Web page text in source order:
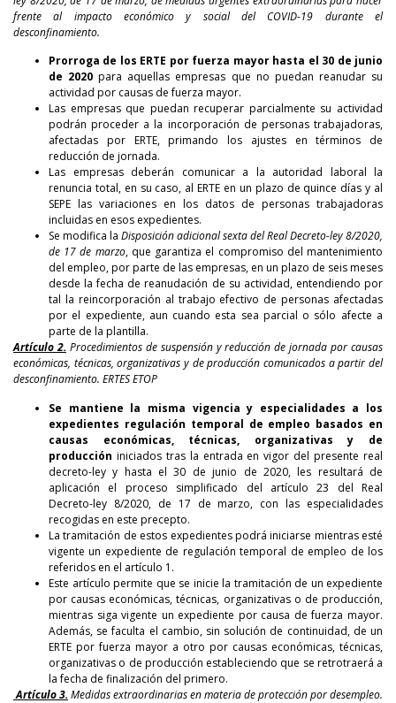
frente al impacto económico y social del COVID-19 durante el
desconfinamiento.
Prorroga de los ERTE por fuerza mayor hasta el 30 de junio
de 2020para aquellas empresas que no puedan reanudar su
actividad por causas de fuerza mayor.
Las empresas que puedan recuperar parcialmente su actividad
podrán proceder a la incorporación de personas trabajadoras,
afectadas por ERTE, primando los ajustes en términos de
reducción de jornada.
Las empresas deberán comunicar a la autoridad laboral la
renuncia total, en su caso, al ERTE en un plazo de quince días y al
SEPE las variaciones en los datos de personas trabajadoras
incluidas en esos expedientes.
Se modifica la Disposición adicional sexta del Real Decreto-ley 8/2020,
de 17 de marzo, que garantiza el compromiso del mantenimiento
del empleo, por parte de las empresas, en un plazo de seis meses
desde la fecha de reanudación de su actividad, entendiendo por
tal la reincorporación al trabajo efectivo de personas afectadas
por el expediente, aun cuando esta sea parcial o sólo afecte a
parte de la plantilla.
Artículo 2. Procedimientos de suspensión y reducción de jornada por causas
económicas, técnicas, organizativas y de producción comunicados a partir del
desconfinamiento. ERTES ETOP
Se mantiene la misma vigencia y especialidades a los
expedientes regulación temporal de empleo basados en
causas económicas, técnicas, organizativas y de
producción iniciados tras la entrada en vigor del presente real
decreto-ley y hasta el 30 de junio de 2020, les resultará de
aplicación el proceso simplificado del artículo 23 del Real
Decreto-ley 8/2020, de 17 de marzo, con las especialidades
recogidas en este precepto.
La tramitación de estos expedientes podrá iniciarse mientras esté
vigente un expediente de regulación temporal de empleo de los
referidos en el artículo 1.
Este artículo permite que se inicie la tramitación de un expediente
por causas económicas, técnicas, organizativas o de producción,
mientras siga vigente un expediente por causa de fuerza mayor.
Además, se faculta el cambio, sin solución de continuidad, de un
ERTE por fuerza mayor a otro por causas económicas, técnicas,
organizativas o de producción estableciendo que se retrotraerá a
la fecha de finalización del primero.
Artículo 3.Medidas extraordinarias en materia de protección por desempleo.